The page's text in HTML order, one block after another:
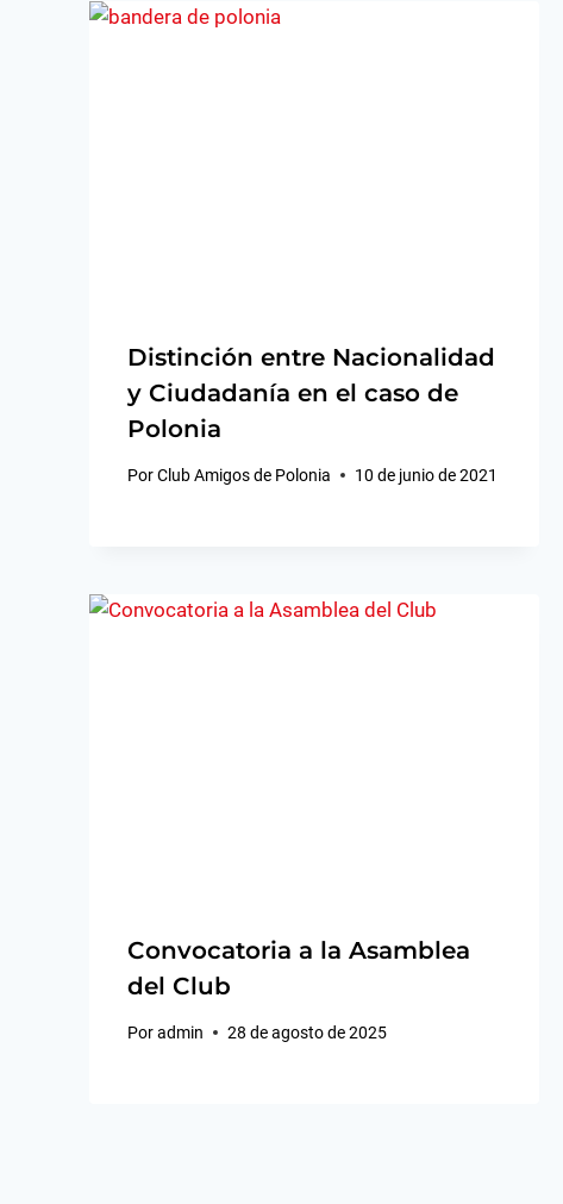
Distinción entre Nacionalidad
y Ciudadanía en el caso de
Polonia
PorClub Amigos de Polonia 10 de junio de 2021
Convocatoria a la Asamblea
del Club
Poradmin 28 de agosto de 2025